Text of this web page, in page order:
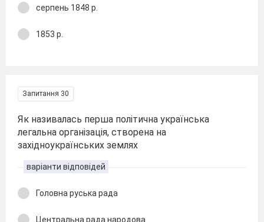
серпень 1848 р.
1853 р.
Запитання 30
Як називалась перша політична українська
легальна організація, створена на
західноукраїнських землях
варіанти відповідей
Головна руська рада
Центральна рада народова